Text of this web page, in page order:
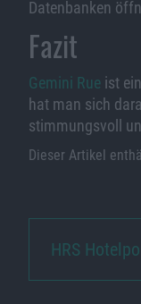
Datenbanken
Fazit
Gemini Rue ist
hat man sich
stimmungsvoll
Dieser Artikel
HRS